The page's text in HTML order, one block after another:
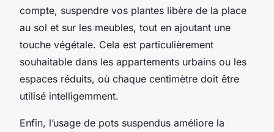
compte, suspendre vos plantes libère de la place
au sol et sur les meubles, tout en ajoutant une
touche végétale. Cela est particulièrement
souhaitable dans les appartements urbains ou les
espaces réduits, où chaque centimètre doit être
utilisé intelligemment.
Enfin, l’usage de pots suspendus améliore la